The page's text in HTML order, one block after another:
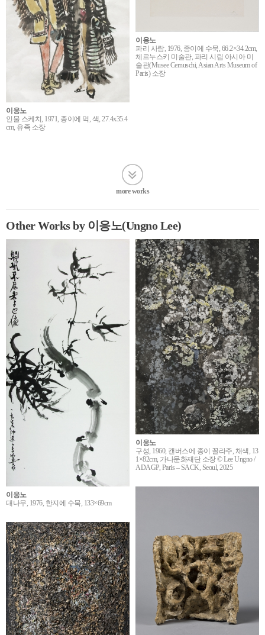
이응노
파리 사람, 1976, 종이에 수묵, 66.2×34.2cm,
체르누스키 미술관, 파리 시립 아시아 미
술관(Musee Cernuschi, Asian Arts Museum of
Paris) 소장
이응노
인물 스케치, 1971, 종이에 먹, 색, 27.4x35.4
cm, 유족 소장
more works
Other Works by 이응노(Ungno Lee)
이응노
대나무, 1976, 한지에 수묵, 133×69cm
이응노
구성, 1960, 캔버스에 종이 꼴라주, 채색, 13
1×82cm, 가나문화재단 소장 © Lee Ungno /
ADAGP, Paris – SACK, Seoul, 2025